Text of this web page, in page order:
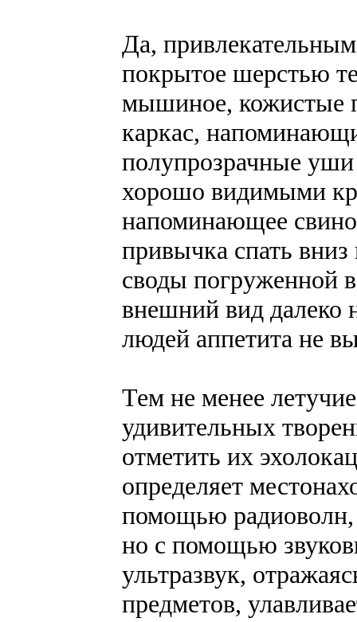
Да,
покрытое шерстью
мышиное, кожистые
каркас,
полупрозрачные
хорошо видимыми
напоминающее
привычка спать
своды погруженной
внешний вид далеко
людей аппетита не
Тем не менее
удивительных
отметить их
определяет
помощью
но с помощью
ультразвук,
предметов,